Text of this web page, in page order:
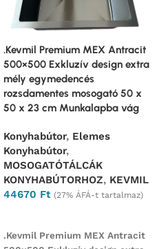
.Kevmil Premium MEX Antracit
500×500 Exkluzív design extra
mély egymedencés
rozsdamentes mosogató 50 x
50 x 23 cm Munkalapba vág
Konyhabútor, Elemes
Konyhabútor,
MOSOGATÓTÁLCÁK
KONYHABÚTORHOZ, KEVMIL
44670 Ft (27% ÁFÁ-t tartalmaz)
.Kevmil Premium MEX Antracit